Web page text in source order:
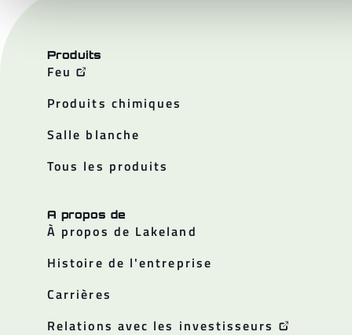
Produits
Feu
Produits chimiques
Salle blanche
Tous les produits
A propos de
À propos de Lakeland
Histoire de l'entreprise
Carrières
Relations avec les investisseurs